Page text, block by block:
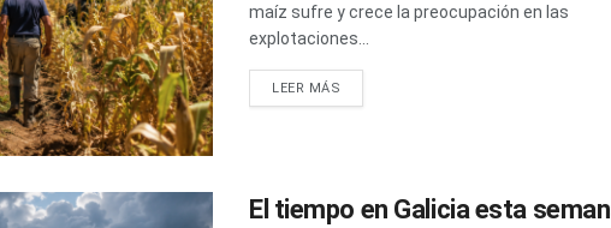
maíz sufre y crece la preocupación en las
explotaciones...
LEER MÁS
El tiempo en Galicia esta